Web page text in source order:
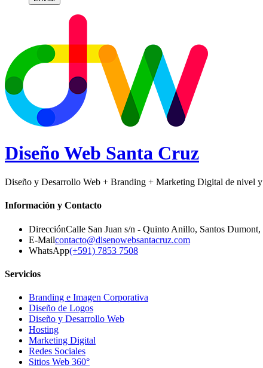
Diseño Web Santa Cruz
Diseño y Desarrollo Web + Branding + Marketing Digital de nivel
Información y Contacto
DirecciónCalle San Juan s/n - Quinto Anillo, Santos Dumont,
E-Mailcontacto@disenowebsantacruz.com
WhatsApp(+591) 7853 7508
Servicios
Branding e Imagen Corporativa
Diseño de Logos
Diseño y Desarrollo Web
Hosting
Marketing Digital
Redes Sociales
Sitios Web 360°